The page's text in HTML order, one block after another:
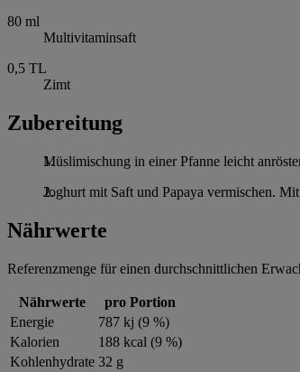
80 ml
Multivitaminsaft
0,5 TL
Zimt
Zubereitung
Müslimischung in einer Pfanne leicht
Joghurt mit Saft und Papaya vermischen.
Nährwerte
Referenzmenge für einen durchschnittlichen
Nährwerte
pro Portion
Energie
787 kj (9 %)
Kalorien
188 kcal (9 %)
Kohlenhydrate 32 g